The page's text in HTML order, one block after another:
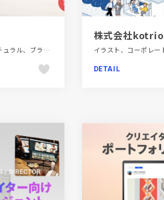
かわいい、イラスト、ナチュラル、ブランド・サービスサイト、ホワイト系、ポップ、大きめ写真、飲食店・グルメ・ウェディング
株式会社kotrio
DETAIL